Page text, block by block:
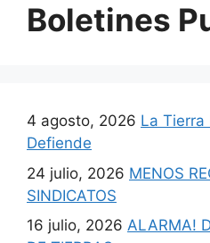
Boletines
4 agosto, 2026 La Tierra
Defiende
24 julio, 2026 MENOS
SINDICATOS
16 julio, 2026 ALARMA!